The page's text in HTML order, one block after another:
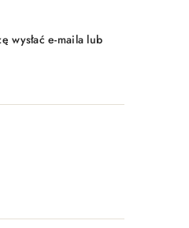
wysłać e-maila lub